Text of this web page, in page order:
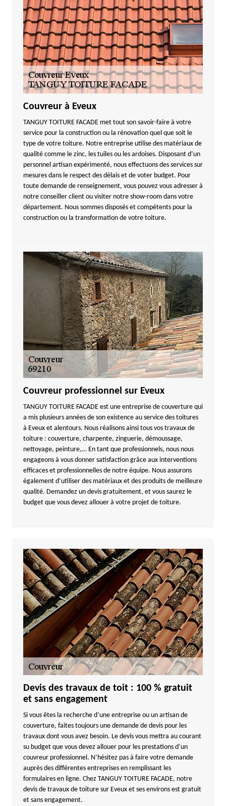
Couvreur à Eveux
TANGUY TOITURE FACADE met tout son savoir-faire à votre
service pour la construction ou la rénovation quel que soit le
type de votre toiture. Notre entreprise utilise des matériaux de
qualité comme le zinc, les tuiles ou les ardoises. Disposant d’un
personnel artisan expérimenté, nous effectuons des services sur
mesures dans le respect des délais et de voter budget. Pour
toute demande de renseignement, vous pouvez vous adresser à
notre conseiller client ou visiter notre show-room dans votre
département. Nous sommes disposés et compétents pour la
construction ou la transformation de votre toiture.
Couvreur professionnel sur Eveux
TANGUY TOITURE FACADE est une entreprise de couverture qui
a mis plusieurs années de son existence au service des toitures
à Eveux et alentours. Nous réalisons ainsi tous vos travaux de
toiture : couverture, charpente, zinguerie, démoussage,
nettoyage, peinture,… En tant que professionnels, nous nous
engageons à vous donner satisfaction grâce aux interventions
efficaces et professionnelles de notre équipe. Nous assurons
également d’utiliser des matériaux et des produits de meilleure
qualité. Demandez un devis gratuitement, et vous saurez le
budget que vous devez allouer à votre projet de toiture.
Devis des travaux de toit : 100 % gratuit
et sans engagement
Si vous êtes la recherche d’une entreprise ou un artisan de
couverture, faites toujours une demande de devis pour les
travaux dont vous avez besoin. Le devis vous mettra au courant
su budget que vous devez allouer pour les prestations d’un
couvreur professionnel. N’hésitez pas à faire votre demande
auprès des différentes entreprises en remplissant les
formulaires en ligne. Chez TANGUY TOITURE FACADE, notre
devis de travaux de toiture sur Eveux et ses environs est gratuit
et sans engagement.